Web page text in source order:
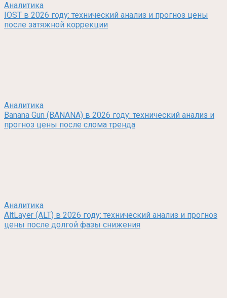
Аналитика
IOST в 2026 году: технический анализ и прогноз цены
после затяжной коррекции
Аналитика
Banana Gun (BANANA) в 2026 году: технический анализ и
прогноз цены после слома тренда
Аналитика
AltLayer (ALT) в 2026 году: технический анализ и прогноз
цены после долгой фазы снижения